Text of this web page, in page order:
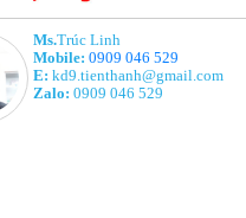
Ms.Trúc Linh
Mobile: 0909 046 529
E: kd9.tienthanh@gmail.com
Zalo: 0909 046 529